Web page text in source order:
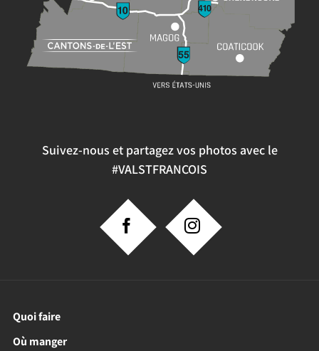
Suivez-nous et partagez vos photos avec le
#VALSTFRANCOIS
Quoi faire
Où manger